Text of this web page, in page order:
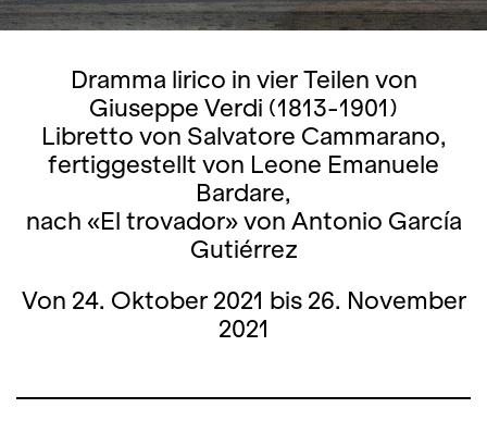
Dramma lirico in vier Teilen von
Giuseppe Verdi (1813-1901)
Libretto von Salvatore Cammarano,
fertiggestellt von Leone Emanuele
Bardare,
nach «El trovador» von Antonio García
Gutiérrez
Von 24. Oktober 2021 bis 26. November
2021